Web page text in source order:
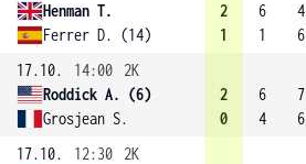
Henman T.
Ferrer D. (14)
2
1
6
1
4
6
17.10.
14:00
2K
Roddick A. (6)
Grosjean S.
2
0
6
4
7
6
17.10.
12:30
2K